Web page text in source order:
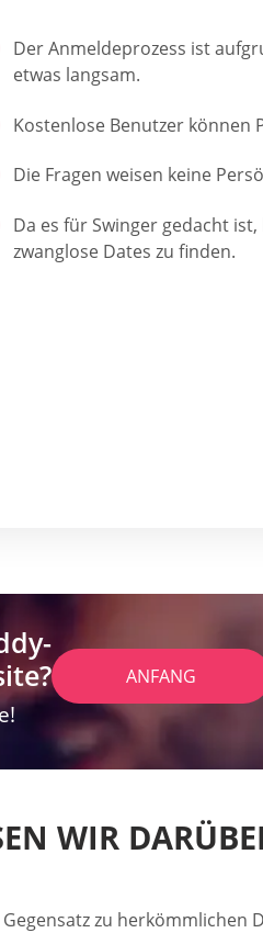
Der Anmeldeprozess ist
etwas langsam.
Kostenlose Benutzer können
Die Fragen weisen keine
Da es für Swinger gedacht
zwanglose Dates zu finden.
ANFANG
WIR
zu herkömmlichen